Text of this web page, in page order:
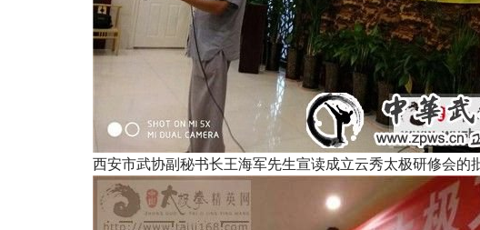
西安市武协副秘书长王海军先生宣读成立云秀太极研修会的